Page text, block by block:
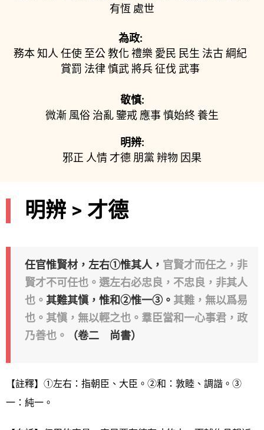
有恆 處世
為政:
務本知人 任使 至公教化 禮樂 愛民 民生 法古 綱紀
賞罰 法律慎武將兵征伐 武事
敬慎:
微漸 風俗 治亂鑒戒 應事慎始終養生
明辨:
邪正 人情才德 朋黨 辨物 因果
明辨 > 才德
任官惟賢材，左右①惟其人， 官賢才而任之，非
賢才不可任也。選左右必忠良，不忠良，非其人
也。 其難其愼，惟和②惟一③。 其難，無以爲易
也。其愼，無以輕之也。羣臣當和一心事君，政
乃善也。
（卷二 尚書）
【註釋】①左右：指朝臣、大臣。②和：敦睦、調諧。③
一：純一。